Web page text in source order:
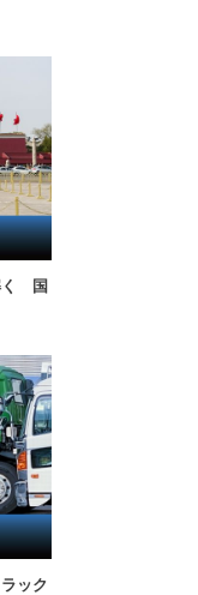
く 国
ック